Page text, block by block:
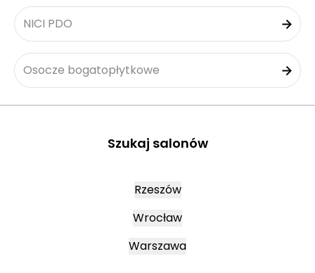
NICI PDO
Osocze bogatopłytkowe
Szukaj salonów
Rzeszów
Wrocław
Warszawa